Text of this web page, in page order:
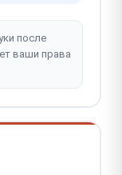
после
ваши права